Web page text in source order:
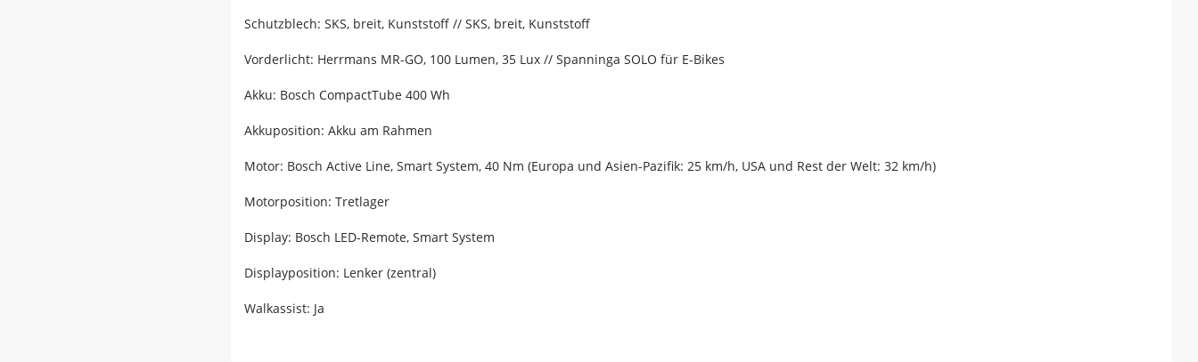
Schutzblech: SKS, breit, Kunststoff // SKS, breit, Kunststoff
Vorderlicht: Herrmans MR-GO, 100 Lumen, 35 Lux // Spanninga SOLO für E-Bikes
Akku: Bosch CompactTube 400 Wh
Akkuposition: Akku am Rahmen
Motor: Bosch Active Line, Smart System, 40 Nm (Europa und Asien-Pazifik: 25 km/h, USA und Rest der Welt: 32 km/h)
Motorposition: Tretlager
Display: Bosch LED-Remote, Smart System
Displayposition: Lenker (zentral)
Walkassist: Ja